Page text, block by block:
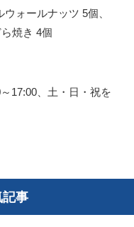
ォールナッツ 5個、
焼き 4個
17:00、土・日・祝を
事